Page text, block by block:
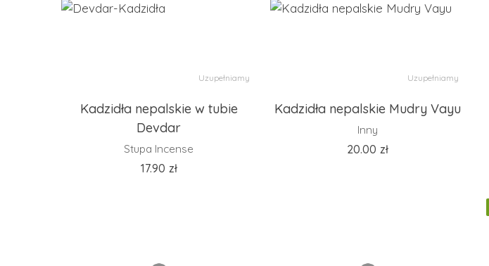
Uzupełniamy
Kadzidła nepalskie w tubie
Devdar
Stupa Incense
17.90 zł
Uzupełniamy
Kadzidła nepalskie Mudry Vayu
Inny
20.00 zł